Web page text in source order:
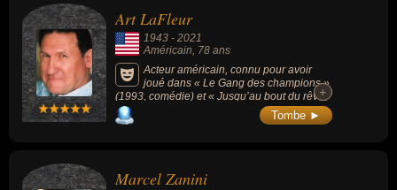
de variétés ou de la télévision. Ces célébrités peuvent également
avoir été artiste, chanteur, chanteur de variétés, clarinettiste,
musicien, cinéaste, homme d'affaire, producteur ou scénariste. En
ce qui concerne leurs nationalités au moment de leurs morts, ils
peuvent avoir été américain ou francais par exemple.
Art LaFleur
1943 - 2021
Américain, 78 ans
Acteur américain, connu pour avoir
joué dans « Le Gang des champions »
(1993, comédie) et « Jusqu’au bout du rêve
» (1989, comédie dramatique, avec Kevin
Costner).
+
+
Tombe ►
Marcel Zanini